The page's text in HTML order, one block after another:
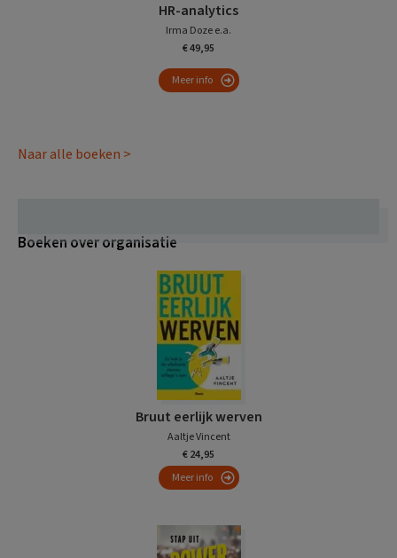
HR-analytics
Irma Doze e.a.
€ 49,95
Meer info
Naar alle boeken >
Boeken over organisatie
Bruut eerlijk werven
Aaltje Vincent
€ 24,95
Meer info